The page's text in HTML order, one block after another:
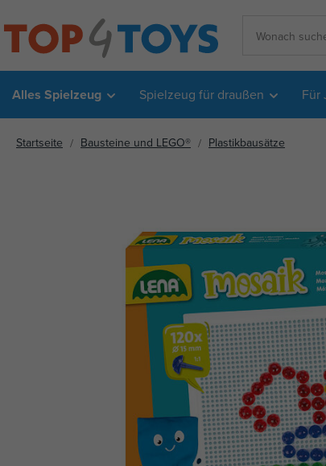
Alles Spielzeug Spielzeug für draußen Für
Startseite Bausteine und LEGO® Plastikbausätze